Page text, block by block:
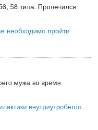
58 типа. Пролечился
необходимо пройти
мужа во время
внутриутробного